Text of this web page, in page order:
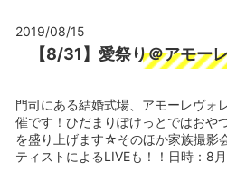
2019/08/15
【8/31】愛祭り＠アモー
門司にある結婚式場、アモーレヴォ
催です！ひだまりぽけっとではおや
を盛り上げます☆そのほか家族撮影
ティストによるLIVEも！！日時：8